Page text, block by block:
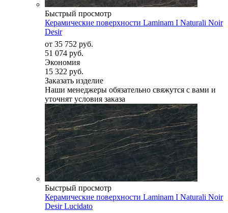
Быстрый просмотр
Керамические поверхности Laminam I Naturali Noir
Desir
от 35 752 руб.
51 074 руб.
Экономия
15 322 руб.
Заказать изделие
Наши менеджеры обязательно свяжутся с вами и
уточнят условия заказа
Быстрый просмотр
Керамические поверхности Laminam I Naturali Noir
Desir Lucidato